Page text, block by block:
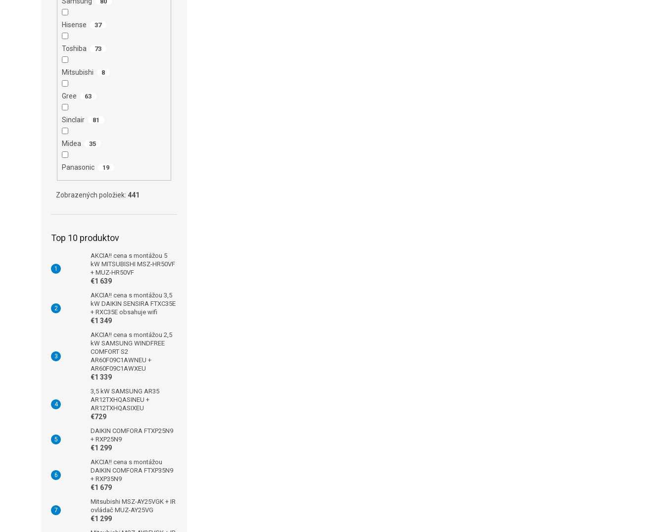
Hisense 37
Toshiba 73
Mitsubishi 8
Gree 63
Sinclair 81
Midea 35
Panasonic 19
Zobrazených položiek: 441
Top 10 produktov
AKCIA!! cena s montážou 5
kW MITSUBISHI MSZ-HR50VF
+ MUZ-HR50VF
€1 639
AKCIA!! cena s montážou 3,5
kW DAIKIN SENSIRA FTXC35E
+ RXC35E obsahuje wifi
€1 349
AKCIA!! cena s montážou 2,5
kW SAMSUNG WINDFREE
COMFORT S2
AR60F09C1AWNEU +
AR60F09C1AWXEU
€1 339
3,5 kW SAMSUNG AR35
AR12TXHQASINEU +
AR12TXHQASIXEU
€729
DAIKIN COMFORA FTXP25N9
+ RXP25N9
€1 299
AKCIA!! cena s montážou
DAIKIN COMFORA FTXP35N9
+ RXP35N9
€1 679
Mitsubishi MSZ-AY25VGK + IR
ovládač MUZ-AY25VG
€1 299